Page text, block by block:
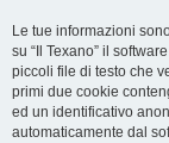
Le tue informazioni
su “Il Texano” il
piccoli file di testo che
primi due cookie
ed un identificativo
automaticamente dal